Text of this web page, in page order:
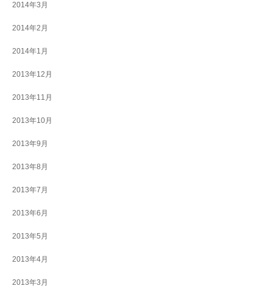
2014年3月
2014年2月
2014年1月
2013年12月
2013年11月
2013年10月
2013年9月
2013年8月
2013年7月
2013年6月
2013年5月
2013年4月
2013年3月